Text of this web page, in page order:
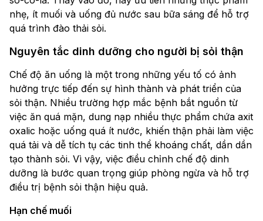
nhẹ, ít muối và uống đủ nước sau bữa sáng để hỗ trợ
quá trình đào thải sỏi.
Nguyên tắc dinh dưỡng cho người bị sỏi thận
Chế độ ăn uống là một trong những yếu tố có ảnh
hưởng trực tiếp đến sự hình thành và phát triển của
sỏi thận. Nhiều trường hợp mắc bệnh bắt nguồn từ
việc ăn quá mặn, dung nạp nhiều thực phẩm chứa axit
oxalic hoặc uống quá ít nước, khiến thận phải làm việc
quá tải và dễ tích tụ các tinh thể khoáng chất, dần dần
tạo thành sỏi. Vì vậy, việc điều chỉnh chế độ dinh
dưỡng là bước quan trọng giúp phòng ngừa và hỗ trợ
điều trị bệnh sỏi thận hiệu quả.
Hạn chế muối